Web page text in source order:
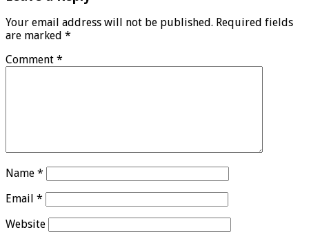
Your email address will not be published. Required fields
are marked *
Comment *
Name *
Email *
Website